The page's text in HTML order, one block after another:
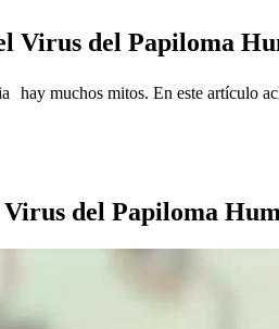
Virus del Papiloma
muchos mitos. En este artículo
del Papiloma